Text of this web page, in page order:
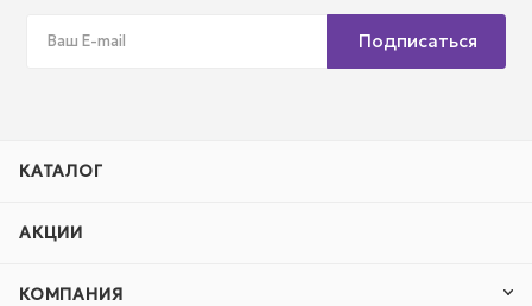
Подписаться
КАТАЛОГ
АКЦИИ
КОМПАНИЯ